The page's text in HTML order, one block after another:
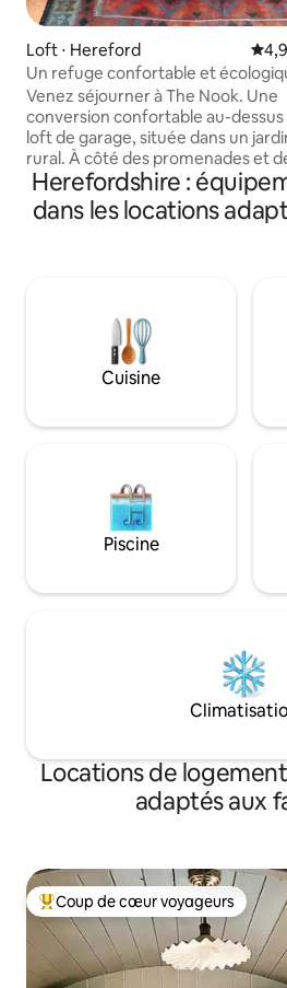
Loft ⋅ Hereford
Un refuge confortable et
Venez séjourner à The Nook. Une
conversion confortable au-dessus
loft de garage, située dans un
rural. À côté des promenades et
vues pittoresques sur les bois,
seulement cinq miles de la ville
historique de Hereford. La retraite
simple Salle d'eau avec lavabo,
serviettes chauffant et WC. Cuisine
entièrement équipée Coin repas
Énergie solaire Parking tout-terrain
disponible Espace repas extérieur
Herefordshire :
dans les locations
Cuisine
Piscine
Locations de
adaptés aux
Coups de cœur voyageurs les plus
Coup de cœur voyageurs